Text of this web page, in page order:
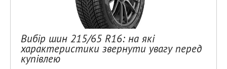
Вибір шин 215/65 R16: на які
характеристики звернути увагу перед
купівлею